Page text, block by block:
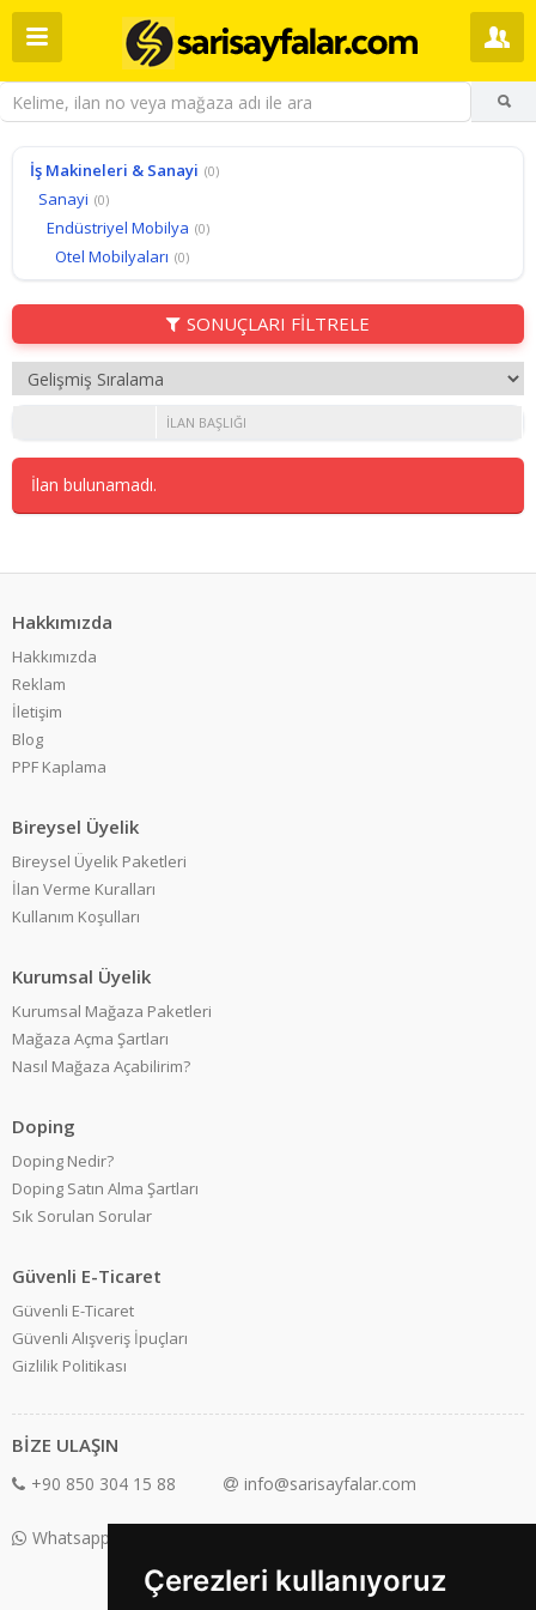
Çerezleri kullanıyoruz
İş Makineleri & Sanayi (0)
Sanayi (0)
Endüstriyel Mobilya (0)
Otel Mobilyaları (0)
SONUÇLARI FİLTRELE
İLAN BAŞLIĞI
İlan bulunamadı.
Hakkımızda
Hakkımızda
Reklam
İletişim
Blog
PPF Kaplama
Bireysel Üyelik
Bireysel Üyelik Paketleri
İlan Verme Kuralları
Kullanım Koşulları
Kurumsal Üyelik
Kurumsal Mağaza Paketleri
Mağaza Açma Şartları
Nasıl Mağaza Açabilirim?
Doping
Doping Nedir?
Doping Satın Alma Şartları
Sık Sorulan Sorular
Güvenli E-Ticaret
Güvenli E-Ticaret
Güvenli Alışveriş İpuçları
Gizlilik Politikası
BİZE ULAŞIN
+90 850 304 15 88 info@sarisayfalar.com
Whatsapp Destek: +90 850 304 15 88